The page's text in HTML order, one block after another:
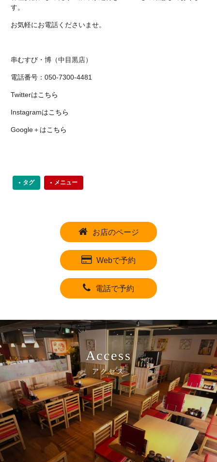
す。
お気軽にお電話くださいませ。
串むすび・博（中目黒店）
電話番号：050-7300-4481
Twitterはこちら
Instagramはこちら
Google＋はこちら
タグ メニュー
お店のページ
Webで予約
電話で予約
Access
アクセス